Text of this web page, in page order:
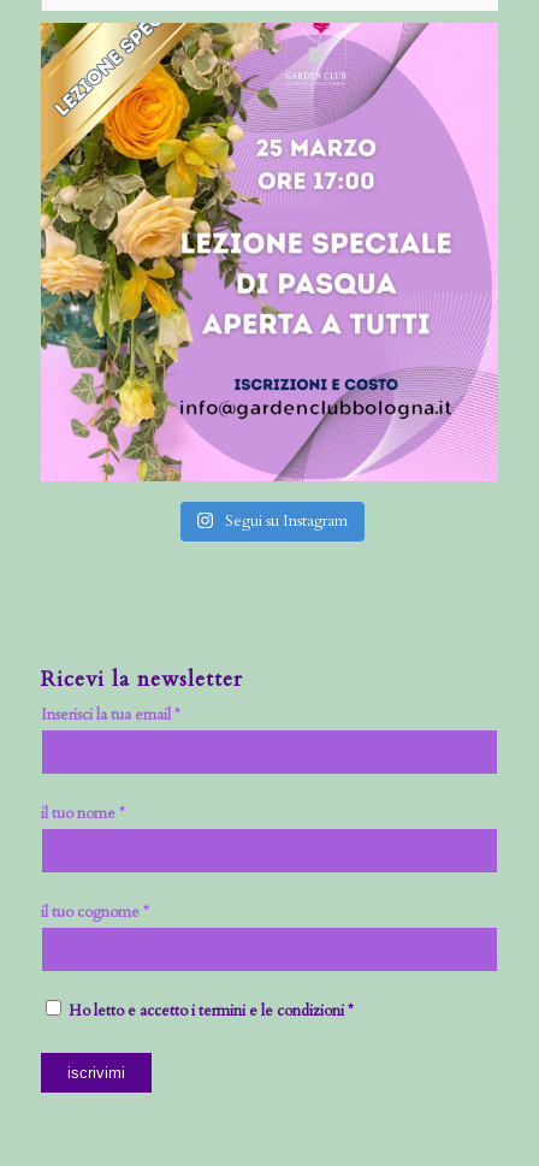
Segui su Instagram
Ricevi la newsletter
Inserisci la tua email *
il tuo nome *
il tuo cognome *
Ho letto e accetto i termini e le condizioni *